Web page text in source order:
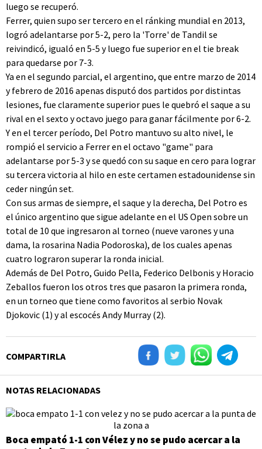
luego se recuperó.
Ferrer, quien supo ser tercero en el ránking mundial en 2013,
logró adelantarse por 5-2, pero la 'Torre' de Tandil se
reivindicó, igualó en 5-5 y luego fue superior en el tie break
para quedarse por 7-3.
Ya en el segundo parcial, el argentino, que entre marzo de 2014
y febrero de 2016 apenas disputó dos partidos por distintas
lesiones, fue claramente superior pues le quebró el saque a su
rival en el sexto y octavo juego para ganar fácilmente por 6-2.
Y en el tercer período, Del Potro mantuvo su alto nivel, le
rompió el servicio a Ferrer en el octavo "game" para
adelantarse por 5-3 y se quedó con su saque en cero para lograr
su tercera victoria al hilo en este certamen estadounidense sin
ceder ningún set.
Con sus armas de siempre, el saque y la derecha, Del Potro es
el único argentino que sigue adelante en el US Open sobre un
total de 10 que ingresaron al torneo (nueve varones y una
dama, la rosarina Nadia Podoroska), de los cuales apenas
cuatro lograron superar la ronda inicial.
Además de Del Potro, Guido Pella, Federico Delbonis y Horacio
Zeballos fueron los otros tres que pasaron la primera ronda,
en un torneo que tiene como favoritos al serbio Novak
Djokovic (1) y al escocés Andy Murray (2).
COMPARTIRLA
NOTAS RELACIONADAS
Boca empató 1-1 con Vélez y no se pudo acercar a la